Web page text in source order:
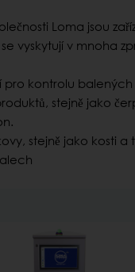
Loma jsou
vyskytují v mnoha
pro kontrolu
stejně jako
stejně jako kosti